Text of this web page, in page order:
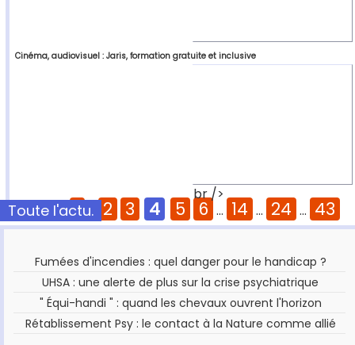
Cinéma, audiovisuel : Jaris, formation gratuite et inclusive
br />
Pages : 1 ... 2 3 4 5 6 ... 14 ... 24 ... 43
Toute l'actu.
Fumées d'incendies : quel danger pour le handicap ?
UHSA : une alerte de plus sur la crise psychiatrique
" Équi-handi " : quand les chevaux ouvrent l'horizon
Rétablissement Psy : le contact à la Nature comme allié